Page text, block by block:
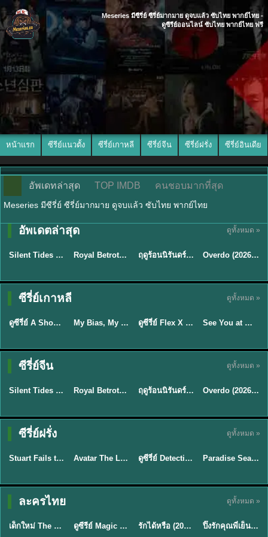
Meseries มีซีรี่ย์ ซีรี่ย์มากมาย ดูจบแล้ว ซับไทย พากย์ไทย -
ดูซีรีย์ออนไลน์ ซับไทย พากย์ไทย ฟรี
หน้าแรก ซีรีย์แนวตั้ง ซีรี่ย์เกาหลี ซีรี่ย์จีน ซีรี่ย์ฝรั่ง ซีรี่ย์อินเดีย
อัพเดทล่าสุด TOP IMDB คนชอบมากที่สุด
Meseries มีซีรี่ย์ ซีรี่ย์มากมาย ดูจบแล้ว ซับไทย พากย์ไทย
อัพเดตล่าสุด ดูทั้งหมด »
★9.5
พากย์ไทย
Silent Tides คลื่นลมลวง (2025) พากย์ไทย ซับไทย EP.1-31 ★9 Royal Betrothal (2026) สัญญาวิวาห์แห่งราชวงศ์ พากย์ไทย ซับไทย EP1-32 ★8.8 ฤดูร้อนนิรันดร์ (2026) Never-Ending Summer พากย์ไทย EP.1-29
ซับไทย
Overdo (2026) รักเกินแค้น พากย์ไทย ซับไทย EP1-33 (จบ)
ซีรี่ย์เกาหลี ดูทั้งหมด »
★8 EP.16
พากย์ไทย
TH EP. 16
ดูซีรี่ย์ A Shop for Killers 2 ร้านลับนักฆ่า ซีซัน 2 (2026) ซับไทย-พากย์ไทย My Bias, My Boss เมื่อเมนฉันเป็นประธานบริษัท (2026) พากย์ไทย ซับไทย EP.1-12 ★8 EP.16
Sub EP. 16 | TH
ดูซีรี่ย์ Flex X Cop คุณชายสายสืบ (2024) พากย์ไทย-ซับไทย EP.1-16 (จบ) ★9
ซับไทย | พากย์
Sub EP. 8 | TH
See You at Work Tomorrow! เจอกันที่ออฟฟิศพรุ่งนี้นะ พากย์ไทย
ซีรี่ย์จีน ดูทั้งหมด »
★9.5
พากย์ไทย
Silent Tides คลื่นลมลวง (2025) พากย์ไทย ซับไทย EP.1-31 ★9 Royal Betrothal (2026) สัญญาวิวาห์แห่งราชวงศ์ พากย์ไทย ซับไทย EP1-32 ★8.8 ฤดูร้อนนิรันดร์ (2026) Never-Ending Summer พากย์ไทย EP.1-29
ซับไทย
Overdo (2026) รักเกินแค้น พากย์ไทย ซับไทย EP1-33 (จบ)
ซีรี่ย์ฝรั่ง ดูทั้งหมด »
★8.8 EP.2
พากย์ไทย
TH EP. 2
Stuart Fails to Save the Universe (2026) สจ๊วตล่มแผนกู้จักรวาล พากย์ไทย EP1-10 ★7.8 EP.7Avatar The Last Airbender 2 เณรน้อยเจ้าอภินิหาร พากย์ไทย EP.9ดูซีรี่ย์ Detective Hole (2026) พากย์ไทย HD ฟรี อัปเดตล่าสุด Netflix EP.8
พากย์ไทย
Paradise Season 2 (2026) พากย์ไทย EP1-8 ดูซีรี่ย์ฝรั่ง HD ครบทุกตอน
ละครไทย ดูทั้งหมด »
★ 8 EP.6
พากย์ไทย
เด็กใหม่ The Reset 2026 EP1-6 พากย์ไทย ดูซีรี่ย์ Netflix ล่าสุด HD ดูซีรีย์ Magic Move (2026) ทำนายทายรัก Thai EP.1-10 HD รักได้หรือ (2026) YOUNG Let's Begin Again พากย์ไทย EP.1-19 ★8
พากย์ไทย
ปิ๊งรักคุณพี่เย็นชา (2026) Frozen Valentine EP.1-10 (จบ)